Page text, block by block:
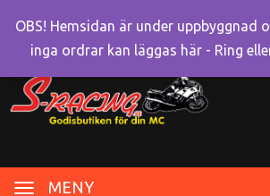
MENY
OBS! Hemsidan är under uppbyggnad
inga ordrar kan läggas här - Ring